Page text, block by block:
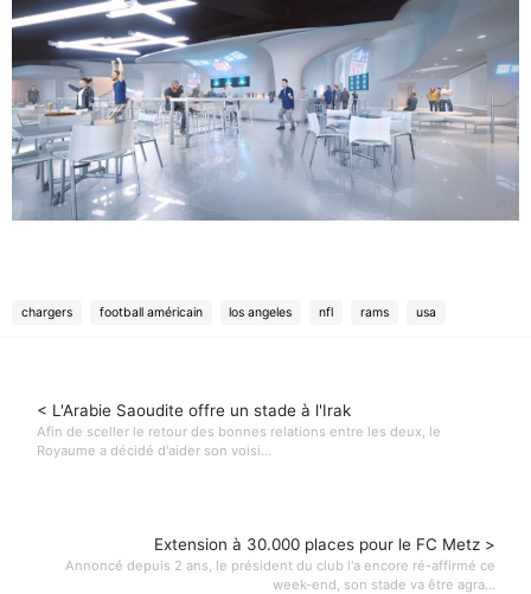
chargers football américain los angeles nfl rams usa
< L'Arabie Saoudite offre un stade à l'Irak
Afin de sceller le retour des bonnes relations entre les deux, le
Royaume a décidé d'aider son voisi...
Extension à 30.000 places pour le FC Metz >
Annoncé depuis 2 ans, le président du club l'a encore ré-affirmé ce
week-end, son stade va être agra...